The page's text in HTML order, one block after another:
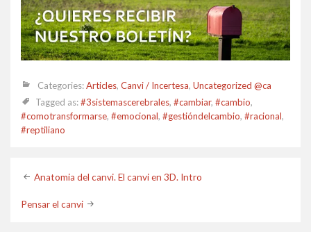
Categories:Articles, Canvi / Incertesa, Uncategorized @ca
Tagged as:#3sistemascerebrales, #cambiar, #cambio,
#comotransformarse, #emocional, #gestióndelcambio, #racional,
#reptiliano
Post
navigation
Anatomia del canvi. El canvi en 3D. Intro
Pensar el canvi